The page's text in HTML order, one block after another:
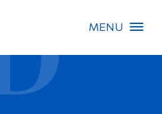
MENU
sur le site
de personnes